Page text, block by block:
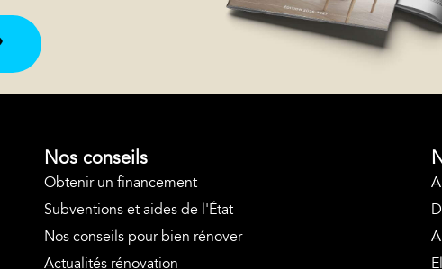
Nos conseils
Obtenir un financement
Subventions et aides de l'État
Nos conseils pour bien rénover
Actualités rénovation